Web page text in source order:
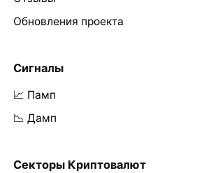
Обновления проекта
Сигналы
📈 Памп
📉 Дамп
Секторы Криптовалют